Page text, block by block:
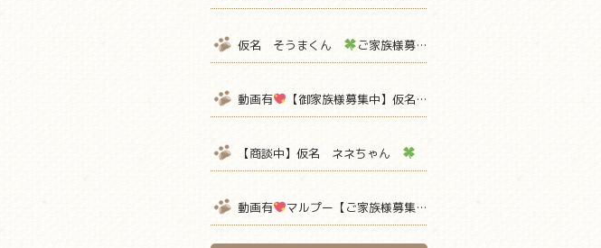
仮名 そうまくん ご家族様募集中
動画有 【御家族様募集中】仮名ミミちゃん
【商談中】仮名 ネネちゃん
動画有 マルプー【ご家族様募集中】 仮名ミルクボーロ君